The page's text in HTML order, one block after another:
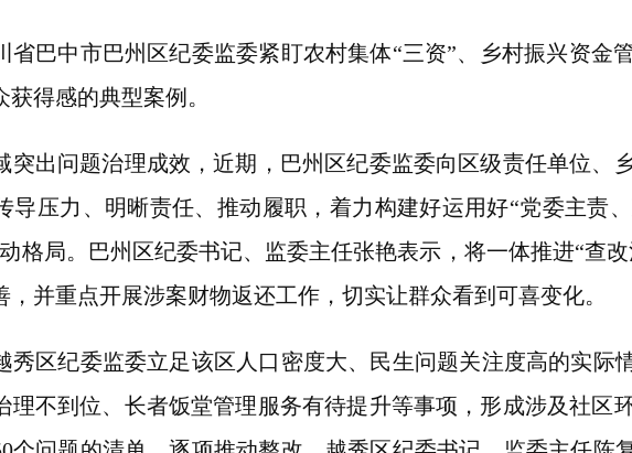
中市巴州区纪委监委紧盯农村集体“三资”、乡村振兴资金
得感的典型案例。
问题治理成效，近期，巴州区纪委监委向区级责任单位、乡
导压力、明晰责任、推动履职，着力构建好运用好“党委主责
格局。巴州区纪委书记、监委主任张艳表示，将一体推进“查
并重点开展涉案财物返还工作，切实让群众看到可喜变化。
纪委监委立足该区人口密度大、民生问题关注度高的实际
理不到位、长者饭堂管理服务有待提升等事项，形成涉及社区